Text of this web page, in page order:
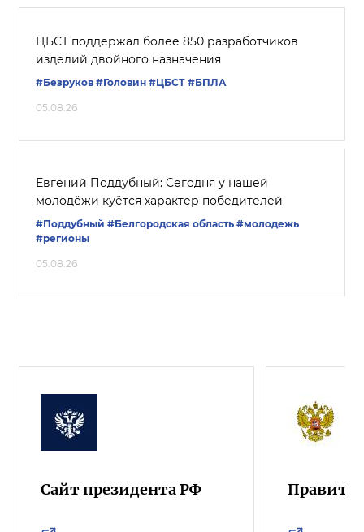
ЦБСТ поддержал более 850 разработчиков
изделий двойного назначения
#Безруков #Головин #ЦБСТ #БПЛА
05.08.26
Евгений Поддубный: Сегодня у нашей
молодёжи куётся характер победителей
#Поддубный #Белгородская область #молодежь
#регионы
05.08.26
Сайт президента РФ